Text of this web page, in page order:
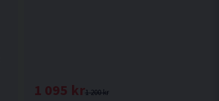
1 200 kr
1 095 kr